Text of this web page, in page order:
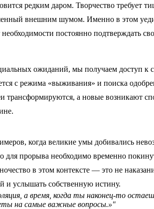
редким даром. Творчество требует
внешним шумом. Именно в этом
постоянно подтверждать
ожиданий, мы получаем доступ к
с режима «выживания» и поиска
трансформируются, а новые возникают
когда великие умы добивались
прорыва необходимо временно
в этом контексте — это не
и услышать собственную истину.
а время, когда ты наконец-то
на самые важные вопросы.»"